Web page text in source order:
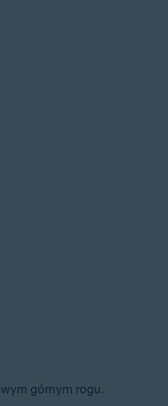
górnym rogu.